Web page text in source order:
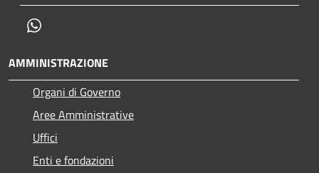
AMMINISTRAZIONE
Organi di Governo
Aree Amministrative
Uffici
Enti e fondazioni